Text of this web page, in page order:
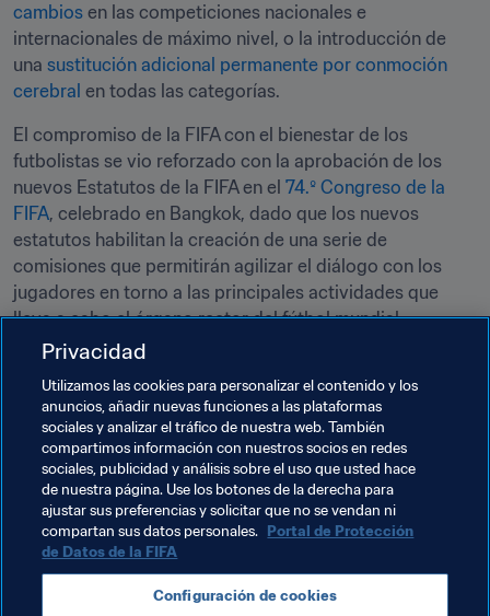
cambios en las competiciones nacionales e
internacionales de máximo nivel, o la introducción de
una sustitución adicional permanente por conmoción
cerebral en todas las categorías.
El compromiso de la FIFA con el bienestar de los
futbolistas se vio reforzado con la aprobación de los
nuevos Estatutos de la FIFA en el 74.º Congreso de la
FIFA, celebrado en Bangkok, dado que los nuevos
estatutos habilitan la creación de una serie de
comisiones que permitirán agilizar el diálogo con los
jugadores en torno a las principales actividades que
lleva a cabo el órgano rector del fútbol mundial.
El grupo de trabajo se reunirá en las próximas semanas.
Temas relacionados
Medicina Iniciativas educativas Legal
Organización
Privacidad
Utilizamos las cookies para personalizar el contenido y los
anuncios, añadir nuevas funciones a las plataformas
sociales y analizar el tráfico de nuestra web. También
compartimos información con nuestros socios en redes
sociales, publicidad y análisis sobre el uso que usted hace
de nuestra página. Use los botones de la derecha para
ajustar sus preferencias y solicitar que no se vendan ni
compartan sus datos personales. Portal de Protección
de Datos de la FIFA
Configuración de cookies